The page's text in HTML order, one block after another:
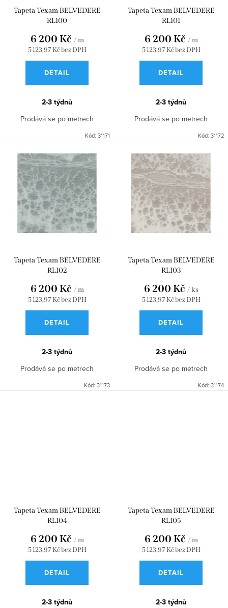
Tapeta Texam BELVEDERE
RL100
5 123,97 Kč bez DPH
6 200 Kč / m
DETAIL
2-3 týdnů
Prodává se po metrech
Kód: 31171
Tapeta Texam BELVEDERE
RL101
5 123,97 Kč bez DPH
6 200 Kč / m
DETAIL
2-3 týdnů
Prodává se po metrech
Kód: 31172
Tapeta Texam BELVEDERE
RL102
5 123,97 Kč bez DPH
6 200 Kč / m
DETAIL
2-3 týdnů
Prodává se po metrech
Kód: 31173
Tapeta Texam BELVEDERE
RL103
5 123,97 Kč bez DPH
6 200 Kč / ks
DETAIL
2-3 týdnů
Prodává se po metrech
Kód: 31174
Tapeta Texam BELVEDERE
RL104
5 123,97 Kč bez DPH
6 200 Kč / m
DETAIL
2-3 týdnů
Tapeta Texam BELVEDERE
RL105
5 123,97 Kč bez DPH
6 200 Kč / m
DETAIL
2-3 týdnů